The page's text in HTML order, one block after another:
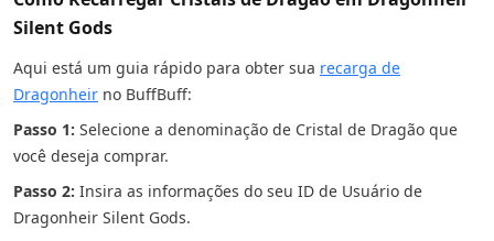
Silent Gods
Aqui está um guia rápido para obter sua recarga de
Dragonheir no BuffBuff:
Passo 1: Selecione a denominação de Cristal de Dragão que
você deseja comprar.
Passo 2: Insira as informações do seu ID de Usuário de
Dragonheir Silent Gods.